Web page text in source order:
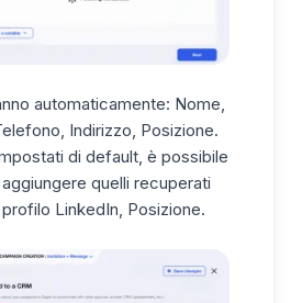
automaticamente: Nome,
Indirizzo, Posizione.
di default, è possibile
quelli recuperati
LinkedIn, Posizione.